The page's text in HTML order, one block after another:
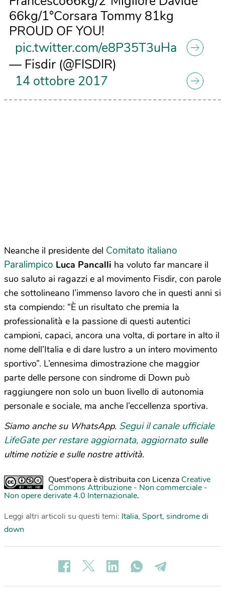
66kg/1°Corsara Tommy 81kg
PROUD OF YOU!
pic.twitter.com/e8P35T3uHa
— Fisdir (@FISDIR)
14 ottobre 2017
Neanche il presidente del Comitato italiano
Paralimpico Luca Pancalli ha voluto far mancare il
suo saluto ai ragazzi e al movimento Fisdir, con parole
che sottolineano l’immenso lavoro che in questi anni si
sta compiendo: “È un risultato che premia la
professionalità e la passione di questi autentici
campioni, capaci, ancora una volta, di portare in alto il
nome dell’Italia e di dare lustro a un intero movimento
sportivo”. L’ennesima dimostrazione che maggior
parte delle persone con sindrome di Down può
raggiungere non solo un buon livello di autonomia
personale e sociale, ma anche l’eccellenza sportiva.
Siamo anche su WhatsApp. Segui il canale ufficiale
LifeGate per restare aggiornata, aggiornato sulle
ultime notizie e sulle nostre attività.
Quest'opera è distribuita con Licenza Creative
Commons Attribuzione - Non commerciale -
Non opere derivate 4.0 Internazionale.
Leggi altri articoli su questi temi: Italia, Sport, sindrome di
down